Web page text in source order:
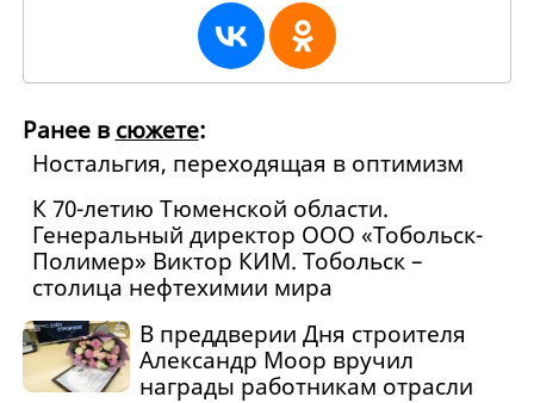
Ранее в сюжете:
Ностальгия, переходящая в оптимизм
К 70-летию Тюменской области.
Генеральный директор ООО «Тобольск-
Полимер» Виктор КИМ. Тобольск –
столица нефтехимии мира
В преддверии Дня строителя
Александр Моор вручил
награды работникам отрасли